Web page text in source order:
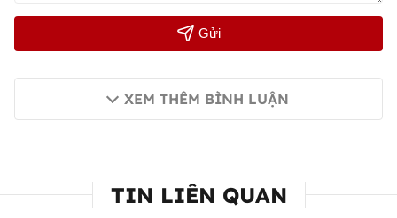
Gửi
XEM THÊM BÌNH LUẬN
TIN LIÊN QUAN